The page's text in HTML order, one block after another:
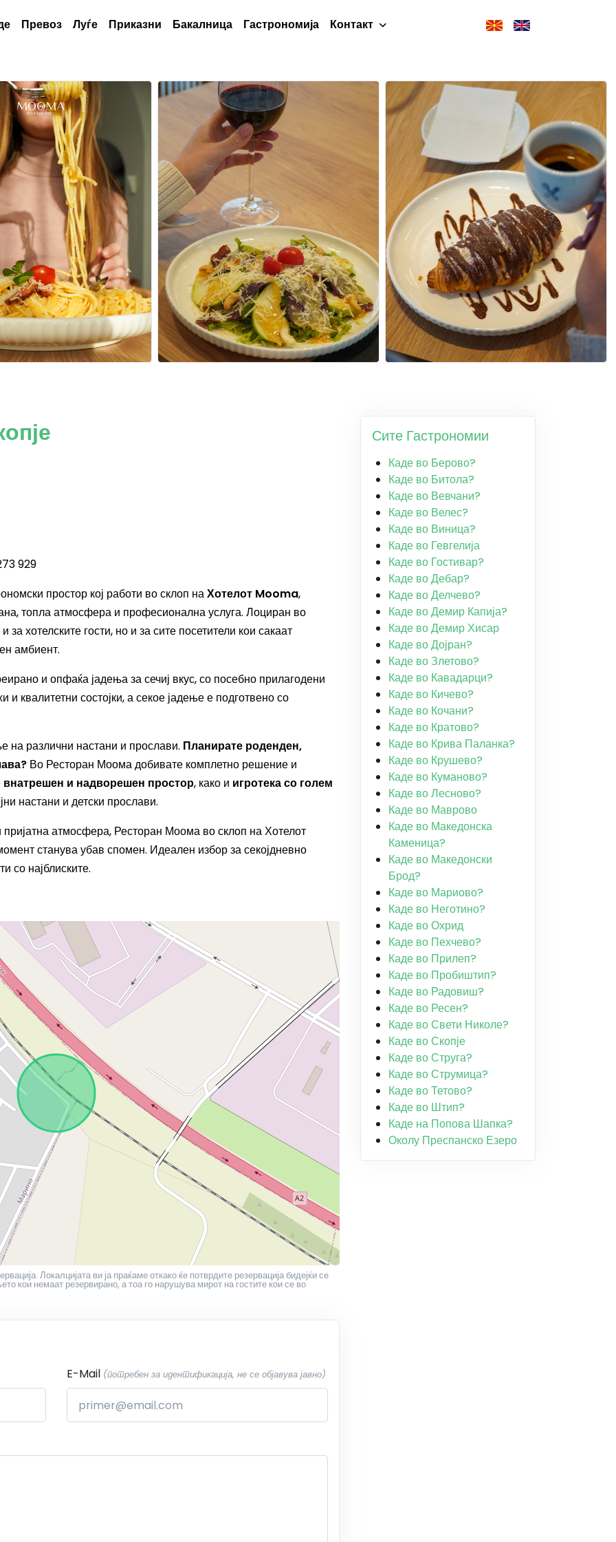
Превоз Луѓе Приказни Бакалница Гастрономија Контакт
929
простор кој работи во склоп наХотелот Mooma,
топла атмосфера и професионална услуга. Лоциран во
хотелските гости, но и за сите посетители кои сакаат
амбиент.
и опфаќа јадења за сечиј вкус, со посебно прилагодени
квалитетни состојки, а секое јадење е подготвено со
на различни настани и прослави. Планирате роденден,
Во Ресторан Моома добивате комплетно решение и
внатрешен и надворешен простор, како и игротека со голем
настани и детски прослави.
пријатна атмосфера, Ресторан Моома во склоп на Хотелот
станува убав спомен. Идеален избор за секојдневно
со најблиските.
Локалцијата ви ја праќаме откако ќе потврдите резервација бидејќи се
кои немаат резервирано, а тоа го нарушува мирот на гостите кои се во
E-Mail (потребен за идентификација, не се објавува јавно)
Сите Гастрономии
Каде во Берово?
Каде во Битола?
Каде во Вевчани?
Каде во Велес?
Каде во Виница?
Каде во Гевгелија
Каде во Гостивар?
Каде во Дебар?
Каде во Делчево?
Каде во Демир Капија?
Каде во Демир Хисар
Каде во Дојран?
Каде во Злетово?
Каде во Кавадарци?
Каде во Кичево?
Каде во Кочани?
Каде во Кратово?
Каде во Крива Паланка?
Каде во Крушево?
Каде во Куманово?
Каде во Лесново?
Каде во Маврово
Каде во Македонска
Каменица?
Каде во Македонски
Брод?
Каде во Мариово?
Каде во Неготино?
Каде во Охрид
Каде во Пехчево?
Каде во Прилеп?
Каде во Пробиштип?
Каде во Радовиш?
Каде во Ресен?
Каде во Свети Николе?
Каде во Скопје
Каде во Струга?
Каде во Струмица?
Каде во Тетово?
Каде во Штип?
Каде на Попова Шапка?
Околу Преспанско Езеро